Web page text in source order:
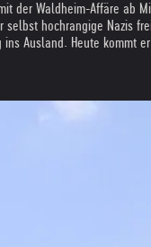
der Waldheim-Affäre ab
hochrangige Nazis
Ausland. Heute kommt